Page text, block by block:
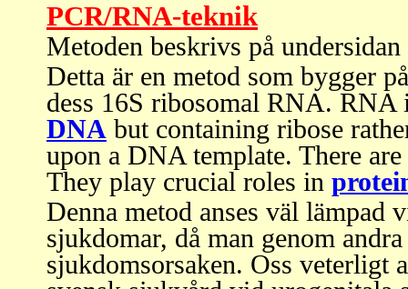
PCR/RNA-teknik
Metoden beskrivs på undersidan
Detta är en metod som bygger
dess 16S ribosomal RNA.
DNA but containing ribose
upon a DNA template. There
They play crucial roles in
Denna metod anses väl lämpad
sjukdomar, då man genom
sjukdomsorsaken. Oss veterligt